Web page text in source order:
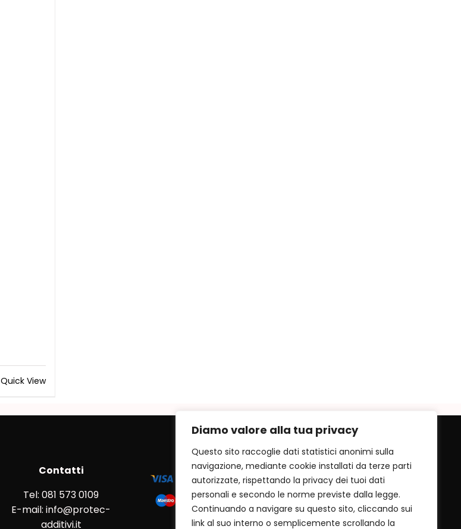
Diamo valore alla tua privacy
Questo sito raccoglie dati statistici anonimi sulla
navigazione, mediante cookie installati da terze parti
autorizzate, rispettando la privacy dei tuoi dati
personali e secondo le norme previste dalla legge.
Continuando a navigare su questo sito, cliccando sui
link al suo interno o semplicemente scrollando la
Quick View
Contatti
Tel: 081 573 0109
E-mail: info@protec-
additivi.it